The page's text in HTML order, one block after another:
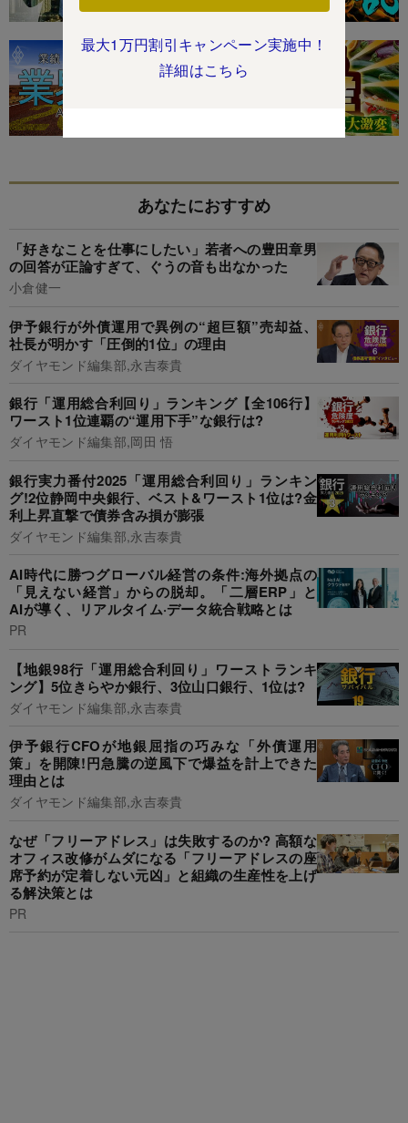
最大1万円割引キャンペーン実施中！
詳細はこちら
あなたにおすすめ
「好きなことを仕事にしたい」若者への豊田章男
の回答が正論すぎて、ぐうの音も出なかった
小倉健一
伊予銀行が外債運用で異例の“超巨額”売却益、
社長が明かす「圧倒的1位」の理由
ダイヤモンド編集部,永吉泰貴
銀行「運用総合利回り」ランキング【全106行】
ワースト1位連覇の“運用下手”な銀行は?
ダイヤモンド編集部,岡田 悟
銀行実力番付2025「運用総合利回り」ランキン
グ!2位静岡中央銀行、ベスト&ワースト1位は?金
利上昇直撃で債券含み損が膨張
ダイヤモンド編集部,永吉泰貴
AI時代に勝つグローバル経営の条件:海外拠点の
「見えない経営」からの脱却。「二層ERP」と
AIが導く、リアルタイム·データ統合戦略とは
PR
【地銀98行「運用総合利回り」ワーストランキ
ング】5位きらやか銀行、3位山口銀行、1位は?
ダイヤモンド編集部,永吉泰貴
伊予銀行CFOが地銀屈指の巧みな「外債運用
策」を開陳!円急騰の逆風下で爆益を計上できた
理由とは
ダイヤモンド編集部,永吉泰貴
なぜ「フリーアドレス」は失敗するのか? 高額な
オフィス改修がムダになる「フリーアドレスの座
席予約が定着しない元凶」と組織の生産性を上げ
る解決策とは
PR